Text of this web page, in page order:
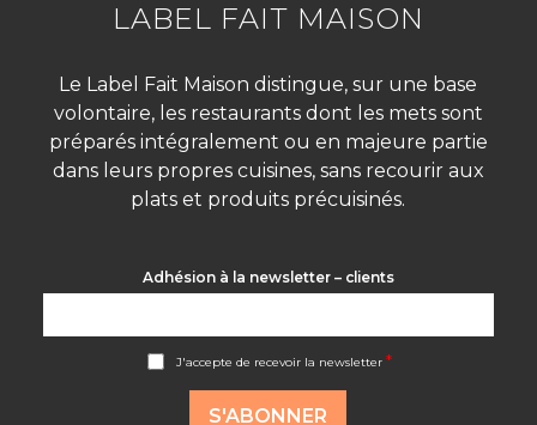
LABEL FAIT MAISON
Le Label Fait Maison distingue, sur une base
volontaire, les restaurants dont les mets sont
préparés intégralement ou en majeure partie
dans leurs propres cuisines, sans recourir aux
plats et produits précuisinés.
Adhésion à la newsletter – clients
J'accepte de recevoir la newsletter*
S'ABONNER